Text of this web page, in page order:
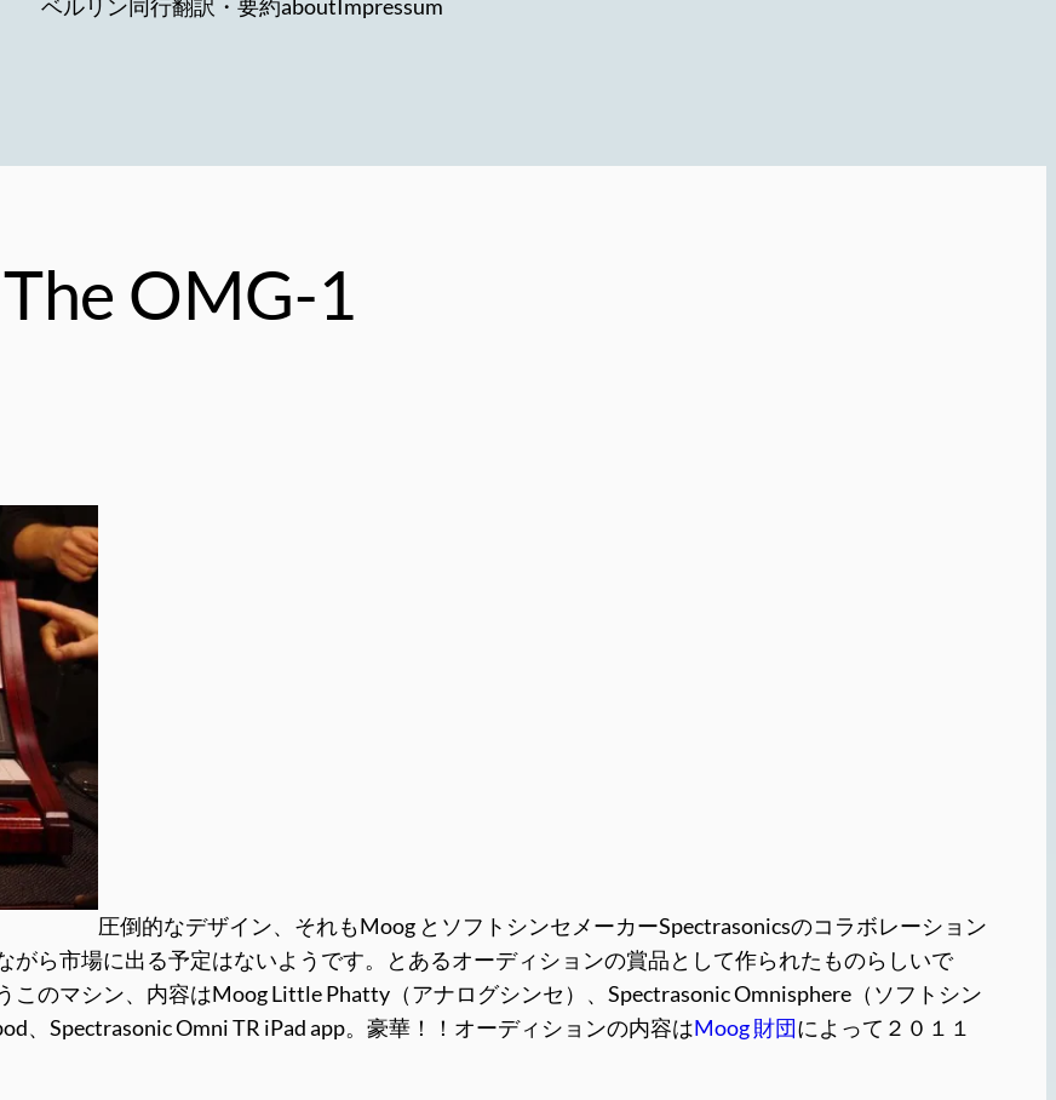
ベルリン同行翻訳・要約aboutImpressum
OMG-1
圧倒的なデザイン、それもMoog とソフトシンセメーカーSpectrasonicsのコラボレーション
がら市場に出る予定はないようです。とあるオーディションの賞品として作られたものらしいで
のマシン、内容はMoog Little Phatty（アナログシンセ）、Spectrasonic Omnisphere（ソフトシン
、Spectrasonic Omni TR iPad app。豪華！！オーディションの内容はMoog 財団によって２０１１